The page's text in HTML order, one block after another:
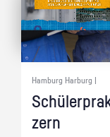
Hamburg Harburg |
zern